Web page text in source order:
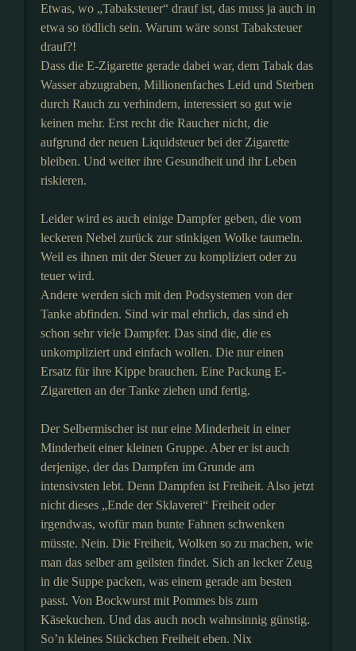
Etwas, wo „Tabaksteuer“ drauf ist, das muss ja auch in
etwa so tödlich sein. Warum wäre sonst Tabaksteuer
drauf?!
Dass die E-Zigarette gerade dabei war, dem Tabak das
Wasser abzugraben, Millionenfaches Leid und Sterben
durch Rauch zu verhindern, interessiert so gut wie
keinen mehr. Erst recht die Raucher nicht, die
aufgrund der neuen Liquidsteuer bei der Zigarette
bleiben. Und weiter ihre Gesundheit und ihr Leben
riskieren.
Leider wird es auch einige Dampfer geben, die vom
leckeren Nebel zurück zur stinkigen Wolke taumeln.
Weil es ihnen mit der Steuer zu kompliziert oder zu
teuer wird.
Andere werden sich mit den Podsystemen von der
Tanke abfinden. Sind wir mal ehrlich, das sind eh
schon sehr viele Dampfer. Das sind die, die es
unkompliziert und einfach wollen. Die nur einen
Ersatz für ihre Kippe brauchen. Eine Packung E-
Zigaretten an der Tanke ziehen und fertig.
Der Selbermischer ist nur eine Minderheit in einer
Minderheit einer kleinen Gruppe. Aber er ist auch
derjenige, der das Dampfen im Grunde am
intensivsten lebt. Denn Dampfen ist Freiheit. Also jetzt
nicht dieses „Ende der Sklaverei“ Freiheit oder
irgendwas, wofür man bunte Fahnen schwenken
müsste. Nein. Die Freiheit, Wolken so zu machen, wie
man das selber am geilsten findet. Sich an lecker Zeug
in die Suppe packen, was einem gerade am besten
passt. Von Bockwurst mit Pommes bis zum
Käsekuchen. Und das auch noch wahnsinnig günstig.
So’n kleines Stückchen Freiheit eben. Nix